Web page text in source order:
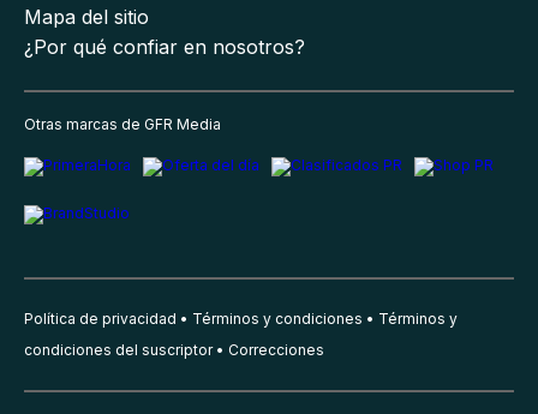
Mapa del sitio
¿Por qué confiar en nosotros?
Otras marcas de GFR Media
Política de privacidad Términos y condiciones
Términos y
condiciones del suscriptor
Correcciones